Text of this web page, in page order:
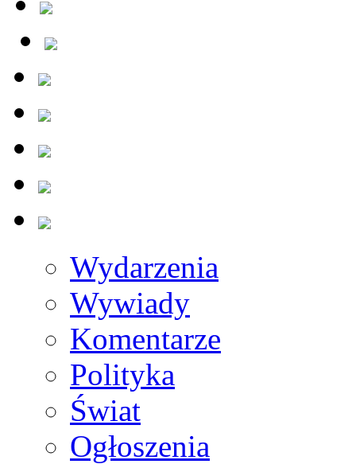
Wydarzenia
Wywiady
Komentarze
Polityka
Świat
Ogłoszenia